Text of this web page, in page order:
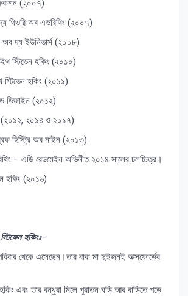
ফিকশন (২০০৭)
থিওরি অব এভরিথিং (২০০৭)
অব দ্য ইউনিভার্স (২০০৮)
স্টিভেন হকিং (২০১০)
স্টিভেন হকিং (২০১১)
ডিজাইন (২০১২)
(২০১২, ২০১৪ ও ২০১৭)
হিস্ট্রি অব মাইন (২০১৩)
– এডি রেডমেইন অভিনীত ২০১৪ সালের চলচ্চিত্র।
হকিং (২০১৬)
হকিংঃ–
থেকে এসেছেন।তার বাবা মা দুইজনই অক্সফোর্ডের
এবং তার বন্ধুরা মিলে পুরাতন ঘড়ি আর বাড়িতে পড়ে